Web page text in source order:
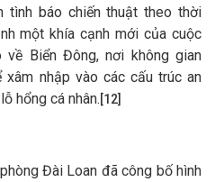
tình báo chiến thuật theo thời
một khía cạnh mới của cuộc
Biển Đông, nơi không gian
nhập vào các cấu trúc an
hổng cá nhân. [12]
Đài Loan đã công bố hình